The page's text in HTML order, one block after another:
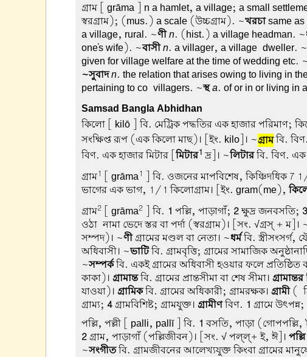
গ্রাম[ grāma ] n a hamlet, a village; a small
স্বরগ্রাম); (mus.) a scale (উচ্চগ্রাম). ~খরচাsame as
a village, rural. ~ণী n. (hist.) a village headman. ~
one's wife). ~বাসী n. a villager, a village-dweller. ~
given for village welfare at the time of wedding etc.
~সুবাদ n. the relation that arises owing to living in
pertaining to co-villagers. ~স্থ a. of or in or living in
Samsad Bangla Abhidhan
কিলো[ kilō ] বি. মেট্রিক পদ্ধতির এক হাজার পরিমাণ;
সংক্ষিপ্ত রূপ (এক কিলো মাছ)। [ইং. kilo]। ~গ্রামবি.
বিণ. এক হাজার মিটার [মিটার1 দ্র]। ~লিটারবি. বিণ. এক
গ্রাম1 [ grāma1
] বি. ওজনের মাপবিশেষ, কিঞ্চিদধিক
ভাগের এক ভাগ, 1/1 কিলোগ্রাম। [ইং. gram(me),
গ্রাম2[ grāma2] বি. 1 পল্লি, পাড়াগাঁ; 2ক্ষুদ্র জনবসতি; 3
ওঠা-নামা ভেদে স্তর বা পর্দা (স্বরগ্রাম)। [সং. √গ্রস্ + ম]।
সম্পদ)। ~ণীগ্রামের মণ্ডল বা নেতা। ~ধর্মবি. স্ত্রীসংসর্গ,
অধিবাসী। ~ভাটিবি. গ্রামবৃত্তি; গ্রামের সামাজিক
~সম্পর্কবি. একই গ্রামের অধিবাসী হওয়ার ফলে প্রতিষ্ঠিত
কাকা)। গ্রামান্তবি. গ্রামের প্রান্তসীমা বা শেষ সীমা। গ্রামান্তর
যাওয়া)। গ্রামিকবি. গ্রামের অধিকারী; গ্রামরক্ষক। গ্রামী(-
গ্রাম্য; 4গ্রামবিশিষ্ট; গ্রামযুক্ত। গ্রামীণবিণ. 1 গ্রামে উৎপন্ন;
পল্লি, পল্লী[ palli, pallī ] বি. 1 বসতি, পাড়া (গোপপল্লি,
2গ্রাম, পাড়াগাঁ (পল্লিজীবন)। [সং. √ পল্ল্+ ই, ঈ]।
~সংগীতবি. গ্রামজীবনের আলেখ্যযুক্ত কিংবা গ্রামের